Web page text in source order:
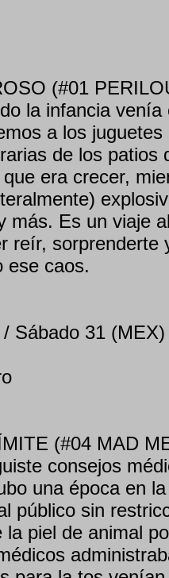
(#01
la infancia
a los
de los patios
era crecer,
más. Es un viaje
reír, sorprenderte
ese caos.
Sábado 31
(#04 MAD
consejos
una época en
público sin
la piel de animal